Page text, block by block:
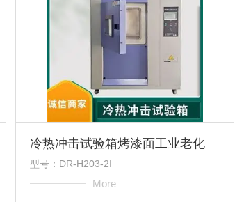
冷热冲击试验箱烤漆面工业老化
型号：DR-H203-2I
More